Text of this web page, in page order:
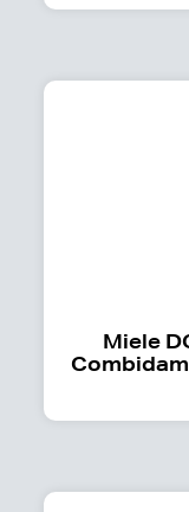
Miele